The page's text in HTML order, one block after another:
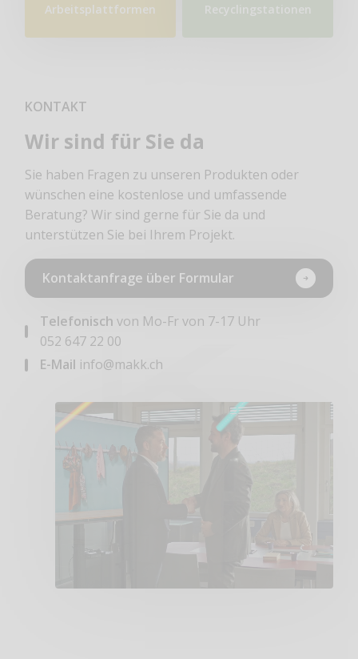
Arbeitsplattformen
Recyclingstationen
KONTAKT
Wir sind für Sie da
Sie haben Fragen zu unseren Produkten oder
wünschen eine kostenlose und umfassende
Beratung? Wir sind gerne für Sie da und
unterstützen Sie bei Ihrem Projekt.
Kontaktanfrage über Formular
Telefonisch von Mo-Fr von 7-17 Uhr
052 647 22 00
E-Mail info@makk.ch